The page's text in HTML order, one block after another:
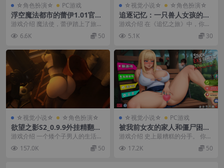
☆角色扮演☆ PC游戏
浮空魔法都市的蕾伊1.01官中
步兵版【PC+安卓模拟器+爆款
RPG/异种X/援交】/浮遊魔法
都市のレイ【5.13G】
游戏介绍 魔法使，蕾伊踏上了旅
程，却在途中遭遇了可怕的空难
—— 飞空艇坠毁在了朱...
6.6K 50
☆视觉小说☆ ☆角色扮演☆
追逐记忆：一只兽人女孩的RP
G_0.42外挂精翻汉化版【PC
+安卓模拟器+亚洲漫画风SLG/
RPG】Chasing Memories –
G】
游戏介绍 在《追忆之旅》中，你将
扮演一位失去记忆的主角，踏上找
回记忆的旅程…… ...
5.1K 30
☆视觉小说☆ ☆角色扮演☆
欲望之影S2_0.9.9外挂精翻汉
化版【PC+安卓+欧美精品RP
G/步兵/沙盒/媚黑/绿帽NT
R】/Shadows of Desire【1
游戏介绍 一个矮个子男人的生活充
满了挑战，尤其是拥有一位出色的
女朋友并且四周围绕...
157.0K 50
☆视觉小说☆ PC游戏
被我前女友的家人和僵尸困住
了2.0官中步兵版+DLC【PC
+安卓+亚洲SLG/精品沙盒/后
宫】/Stuck with my Ex's Fa
游戏介绍 史上最糟糕的分手。 你以
为你最大的问题是你前女友。你是
错的。 欢迎来到...
17.2K 50